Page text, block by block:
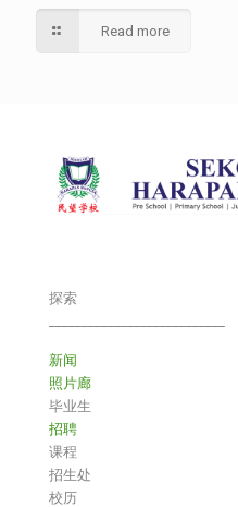
Read more
探索
新闻
照片廊
毕业生
招聘
课程
招生处
校历